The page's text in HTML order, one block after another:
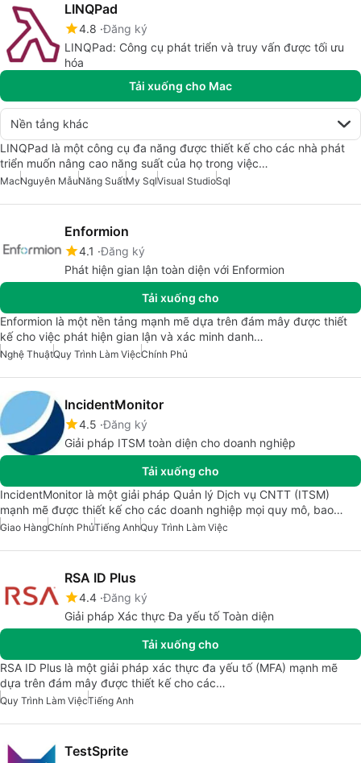
LINQPad
4.8 Đăng ký
LINQPad: Công cụ phát triển và truy vấn được tối ưu
hóa
Tải xuống cho Mac
Nền tảng khác
LINQPad là một công cụ đa năng được thiết kế cho các nhà phát
triển muốn nâng cao năng suất của họ trong việc…
MacNguyên MẫuNăng SuấtMy SqlVisual StudioSql
Enformion
4.1 Đăng ký
Phát hiện gian lận toàn diện với Enformion
Tải xuống cho
Enformion là một nền tảng mạnh mẽ dựa trên đám mây được thiết
kế cho việc phát hiện gian lận và xác minh danh…
Nghệ ThuậtQuy Trình Làm ViệcChính Phủ
IncidentMonitor
4.5 Đăng ký
Giải pháp ITSM toàn diện cho doanh nghiệp
Tải xuống cho
IncidentMonitor là một giải pháp Quản lý Dịch vụ CNTT (ITSM)
mạnh mẽ được thiết kế cho các doanh nghiệp mọi quy mô, bao…
Giao HàngChính PhủTiếng AnhQuy Trình Làm Việc
RSA ID Plus
4.4 Đăng ký
Giải pháp Xác thực Đa yếu tố Toàn diện
Tải xuống cho
RSA ID Plus là một giải pháp xác thực đa yếu tố (MFA) mạnh mẽ
dựa trên đám mây được thiết kế cho các…
Quy Trình Làm ViệcTiếng Anh
TestSprite